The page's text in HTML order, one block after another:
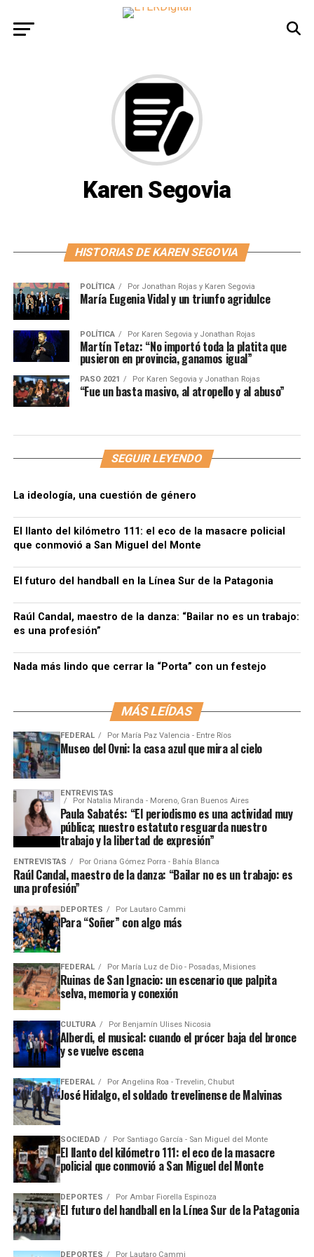
Karen Segovia
HISTORIAS DE KAREN SEGOVIA
POLÍTICA Por Jonathan Rojas y Karen Segovia
María Eugenia Vidal y un triunfo agridulce
POLÍTICA Por Karen Segovia y Jonathan Rojas
Martín Tetaz: “No importó toda la platita que
pusieron en provincia, ganamos igual”
PASO 2021 Por Karen Segovia y Jonathan Rojas
“Fue un basta masivo, al atropello y al abuso”
SEGUIR LEYENDO
La ideología, una cuestión de género
El llanto del kilómetro 111: el eco de la masacre policial
que conmovió a San Miguel del Monte
El futuro del handball en la Línea Sur de la Patagonia
Raúl Candal, maestro de la danza: “Bailar no es un trabajo:
es una profesión”
Nada más lindo que cerrar la “Porta” con un festejo
MÁS LEÍDAS
FEDERAL Por María Paz Valencia - Entre Ríos
Museo del Ovni: la casa azul que mira al cielo
ENTREVISTAS
Por Natalia Miranda - Moreno, Gran Buenos Aires
Paula Sabatés: “El periodismo es una actividad muy
pública; nuestro estatuto resguarda nuestro
trabajo y la libertad de expresión”
ENTREVISTAS Por Oriana Gómez Porra - Bahía Blanca
Raúl Candal, maestro de la danza: “Bailar no es un trabajo: es
una profesión”
DEPORTES Por Lautaro Cammi
Para “Soñer” con algo más
FEDERAL Por María Luz de Dio - Posadas, Misiones
Ruinas de San Ignacio: un escenario que palpita
selva, memoria y conexión
CULTURA Por Benjamín Ulises Nicosia
Alberdi, el musical: cuando el prócer baja del bronce
y se vuelve escena
FEDERAL Por Angelina Roa - Trevelin, Chubut
José Hidalgo, el soldado trevelinense de Malvinas
SOCIEDAD Por Santiago García - San Miguel del Monte
El llanto del kilómetro 111: el eco de la masacre
policial que conmovió a San Miguel del Monte
DEPORTES Por Ambar Fiorella Espinoza
El futuro del handball en la Línea Sur de la Patagonia
DEPORTES Por Lautaro Cammi